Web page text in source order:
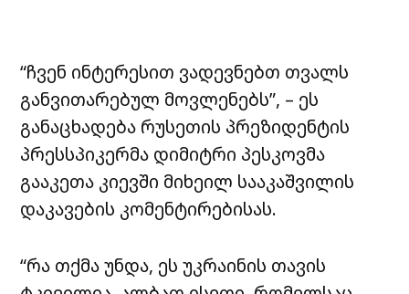
“ჩვენ ინტერესით ვადევნებთ თვალს
განვითარებულ მოვლენებს”, – ეს
განაცხადება რუსეთის პრეზიდენტის
პრესსპიკერმა დიმიტრი პესკოვმა
გააკეთა კიევში მიხეილ სააკაშვილის
დაკავების კომენტირებისას.
“რა თქმა უნდა, ეს უკრაინის თავის